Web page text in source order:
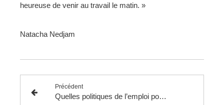
heureuse de venir au travail le matin. »
Natacha Nedjam
Précédent
Quelles politiques de l’emploi pour lutter contre le chômage ?